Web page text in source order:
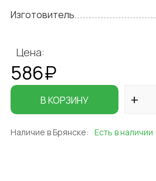
Изготовитель
Цена:
586₽
В КОРЗИНУ
Наличие в Брянске: Есть в наличии